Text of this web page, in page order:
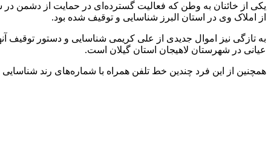
یکی از خائنان به وطن که فعالیت گسترده‌ای در حمایت از دشمن
از املاک وی در استان البرز شناسایی و توقیف شده بود.
عیانی در شهرستان لاهیجان استان گیلان است.
همچنین از این فرد چندین خط تلفن همراه با شماره‌های رند